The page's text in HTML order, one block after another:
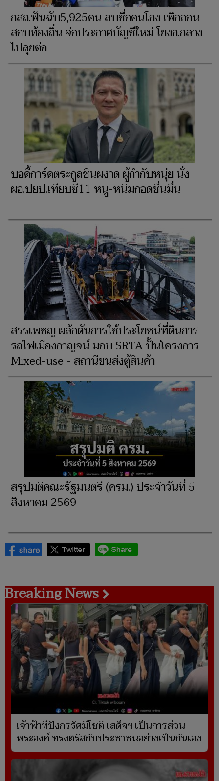
กสถ.ฟันฉับ5,925คน ลบชื่อคนโกง เพิกถอน
สอบท้องถิ่น จ่อประกาศบัญชีใหม่ โยงก.กลาง
ไปลุยต่อ
บอดี้การ์ดตระกูลชินผงาด ผู้กำกับหนุ่ย นั่ง
ผอ.ปยป.เทียบซี11 หนู-หนิมกอดชื่นมื่น
สรรเพชญ ผลักดันการใช้ประโยชน์ที่ดินการ
รถไฟเมืองกาญจน์ มอบ SRTA ปั้นโครงการ
Mixed-use - สถานีขนส่งตู้สินค้า
สรุปมติคณะรัฐมนตรี (ครม.) ประจำวันที่ 5
สิงหาคม 2569
Breaking News
เจ้าฟ้าทีปังกรรัศมีโชติ เสด็จฯ เป็นการส่วน
พระองค์ ทรงตรัสกับประชาชนอย่างเป็นกันเอง